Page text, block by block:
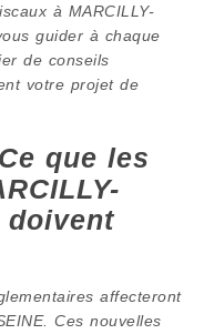
à MARCILLY-
guider à chaque
de conseils
votre projet de
que les
doivent
affecteront
Ces nouvelles